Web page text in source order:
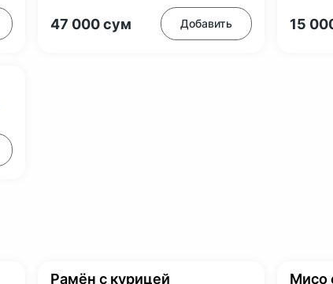
47 000сум Добавить 15
Рамён с курицей Мисо